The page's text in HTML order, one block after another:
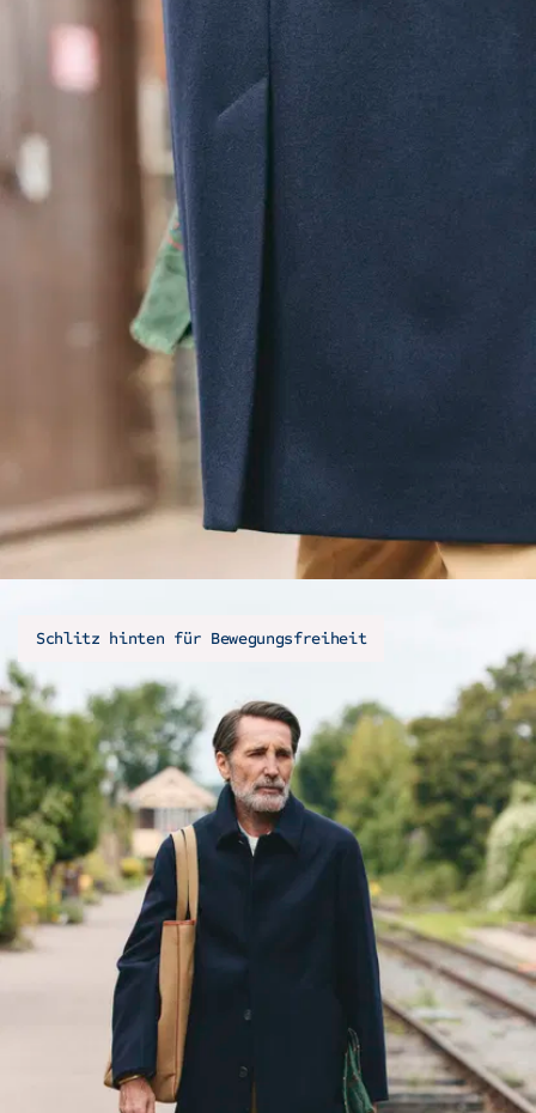
Schlitz hinten für Bewegungsfreiheit